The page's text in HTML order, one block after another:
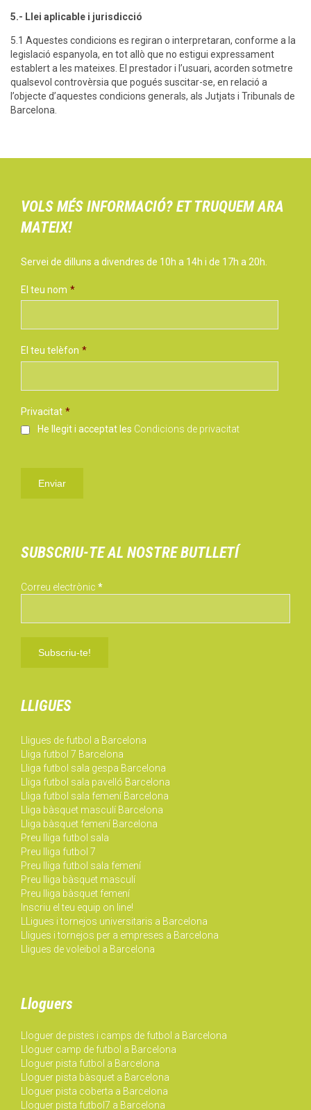
5.- Llei aplicable i jurisdicció
5.1 Aquestes condicions es regiran o interpretaran, conforme a la
legislació espanyola, en tot allò que no estigui expressament
establert a les mateixes. El prestador i l’usuari, acorden sotmetre
qualsevol controvèrsia que pogués suscitar-se, en relació a
l’objecte d’aquestes condicions generals, als Jutjats i Tribunals de
Barcelona.
VOLS MÉS INFORMACIÓ? ET TRUQUEM ARA
MATEIX!
Servei de dilluns a divendres de 10h a 14h i de 17h a 20h.
El teu nom *
El teu telèfon *
Privacitat *
He llegit i acceptat les Condicions de privacitat
SUBSCRIU-TE AL NOSTRE BUTLLETÍ
Correu electrònic *
LLIGUES
Lligues de futbol a Barcelona
Lliga futbol 7 Barcelona
Lliga futbol sala gespa Barcelona
Lliga futbol sala pavelló Barcelona
Lliga futbol sala femení Barcelona
Lliga bàsquet masculí Barcelona
Lliga bàsquet femení Barcelona
Preu lliga futbol sala
Preu lliga futbol 7
Preu lliga futbol sala femení
Preu lliga bàsquet masculí
Preu lliga bàsquet femení
Inscriu el teu equip on line!
LLigues i tornejos universitaris a Barcelona
Lligues i tornejos per a empreses a Barcelona
Lligues de voleibol a Barcelona
Lloguers
Lloguer de pistes i camps de futbol a Barcelona
Lloguer camp de futbol a Barcelona
Lloguer pista futbol a Barcelona
Lloguer pista bàsquet a Barcelona
Lloguer pista coberta a Barcelona
Lloguer pista futbol7 a Barcelona